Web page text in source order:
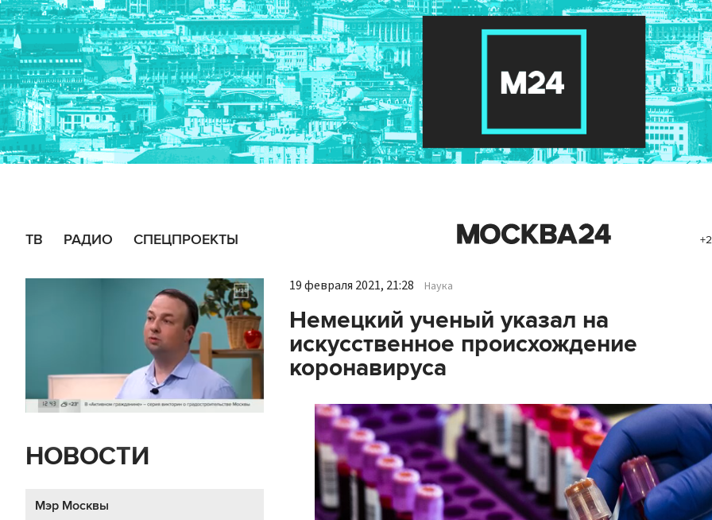
ТВ РАДИО СПЕЦПРОЕКТЫ
НОВОСТИ
Мэр Москвы
19 февраля 2021, 21:28 Наука
Немецкий ученый указал на
искусственное происхождение
коронавируса